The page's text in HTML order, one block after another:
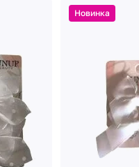
Новинка